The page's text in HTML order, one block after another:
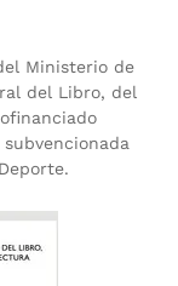
Ministerio de
del Libro, del